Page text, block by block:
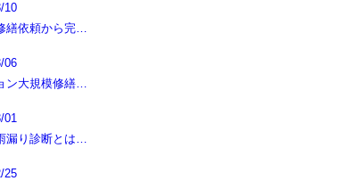
10
繕依頼から完…
06
ン大規模修繕…
01
漏り診断とは…
25